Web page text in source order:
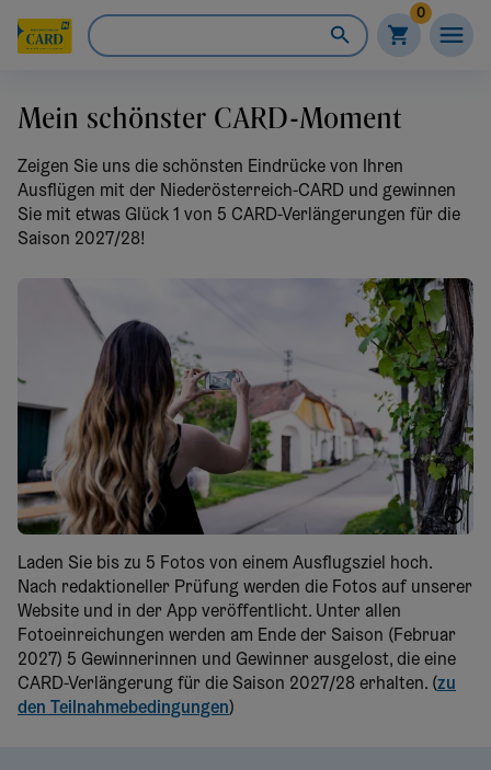
0
Mein schönster CARD-Moment
Zeigen Sie uns die schönsten Eindrücke von Ihren
Ausflügen mit der Niederösterreich-CARD und gewinnen
Sie mit etwas Glück 1 von 5 CARD-Verlängerungen für die
Saison 2027/28!
WTG Herbst
Laden Sie bis zu 5 Fotos von einem Ausflugsziel hoch.
Nach redaktioneller Prüfung werden die Fotos auf unserer
Website und in der App veröffentlicht. Unter allen
Fotoeinreichungen werden am Ende der Saison (Februar
2027) 5 Gewinnerinnen und Gewinner ausgelost, die eine
CARD-Verlängerung für die Saison 2027/28 erhalten. (zu
den Teilnahmebedingungen)